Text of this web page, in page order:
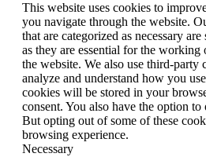
This website uses cookies to
you navigate through the website.
that are categorized as necessary
as they are essential for the
the website. We also use third-party
analyze and understand how you
cookies will be stored in your
consent. You also have the option
But opting out of some of these
browsing experience.
Necessary